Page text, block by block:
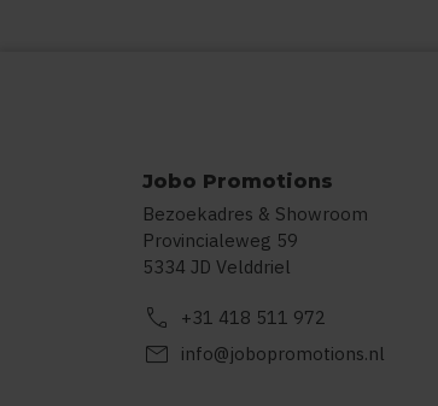
Jobo Promotions
Bezoekadres & Showroom
Provincialeweg 59
5334 JD Velddriel
call +31 418 511 972
mail info@jobopromotions.nl